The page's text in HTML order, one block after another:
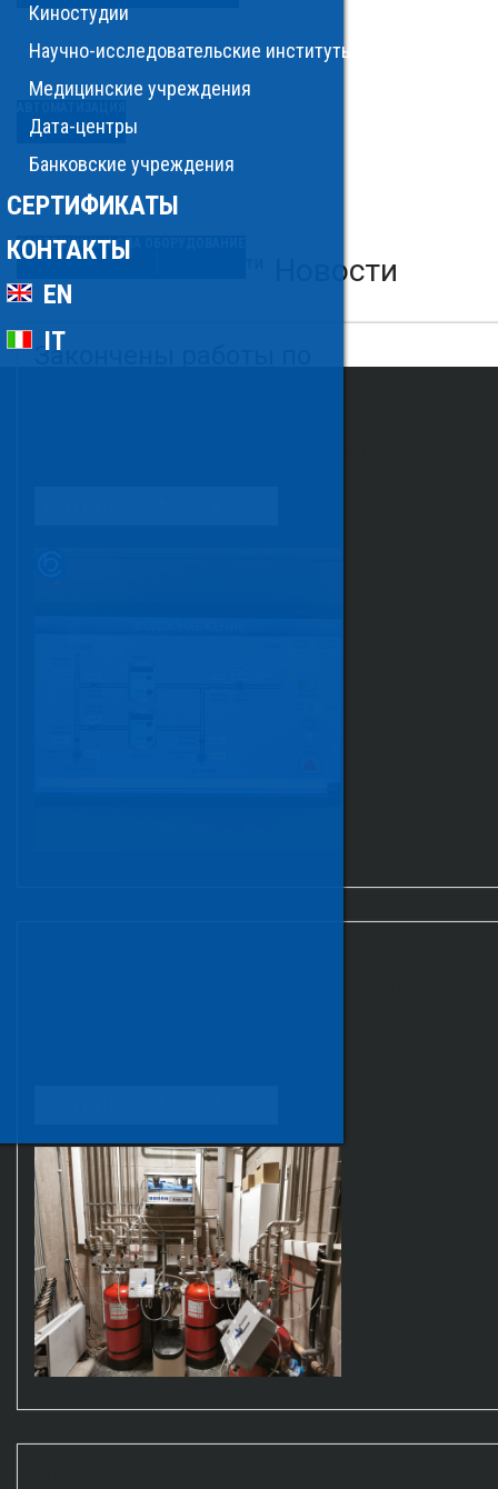
Киностудии
Научно-исследовательские институты
Медицинские учреждения
Дата-центры
Банковские учреждения
СЕРТИФИКАТЫ
КОНТАКТЫ
EN
IT
САНТЕХНИКА И СПА ОБОРУДОВАНИЕ
Главная Новости
Закончены работы по